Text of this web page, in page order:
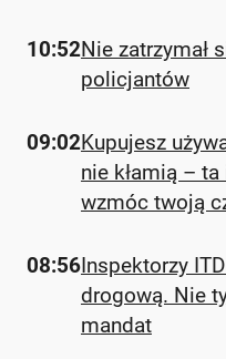
10:52Nie zatrzymał
policjantów
09:02Kupujesz
nie kłamią –
wzmóc twoją
08:56Inspektorzy
drogową. Nie
mandat